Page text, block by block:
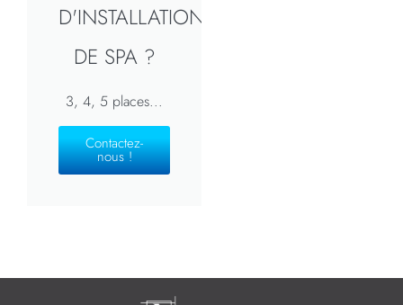
D'INSTALLATION
DE SPA ?
3, 4, 5 places...
Contactez-
nous !